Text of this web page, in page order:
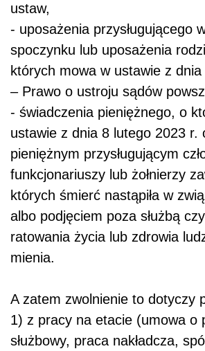
ustaw,
- uposażenia przysługującego
spoczynku lub uposażenia
których mowa w ustawie z
– Prawo o ustroju sądów
- świadczenia pieniężnego, o
ustawie z dnia 8 lutego 2023 r.
pieniężnym przysługującym
funkcjonariuszy lub żołnierzy
których śmierć nastąpiła w
albo podjęciem poza służbą
ratowania życia lub zdrowia
mienia.
A zatem zwolnienie to dotyczy
1) z pracy na etacie (umowa o
służbowy, praca nakładcza,